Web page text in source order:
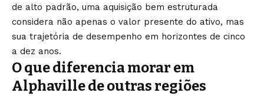
de alto padrão, uma aquisição bem estruturada
considera não apenas o valor presente do ativo, mas
sua trajetória de desempenho em horizontes de cinco
a dez anos.
O que diferencia morar em
Alphaville de outras regiões